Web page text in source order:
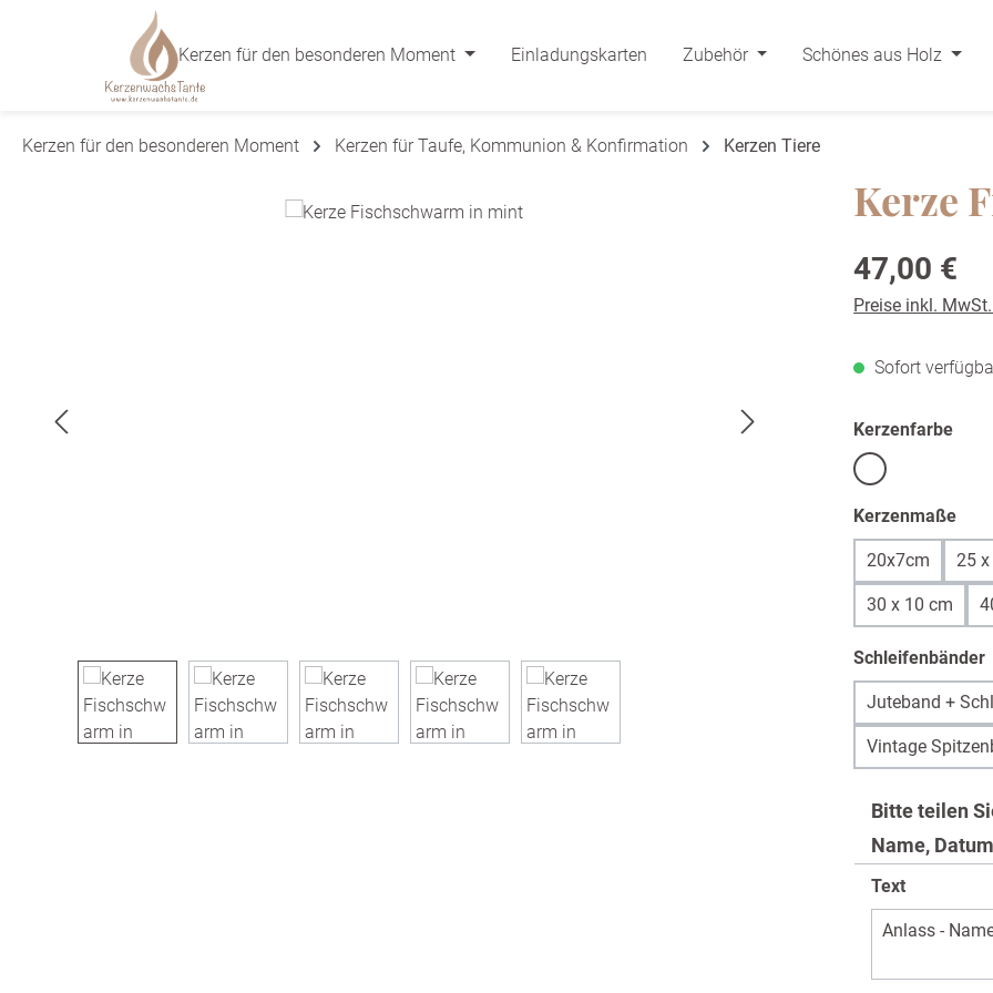
Hauptinhalt springen
Zur Suche springen
Zur Hauptnavigation springen
Kerzen für den besonderen Moment
Einladungskarten Zubehör Schönes aus Holz
Kerzen für den besonderen Moment Kerzen für Taufe, Kommunion & Konfirmation Kerzen Tiere
Kerze
Regulärer Preis:
47,00 €
Preise inkl.
Sofort
Kerzenfarbe
Weiß
Kerzenmaße
20x7cm 25
30 x 10 cm
Schleifenbänder
Juteband +
Vintage
Bitte teilen
Name,
Text